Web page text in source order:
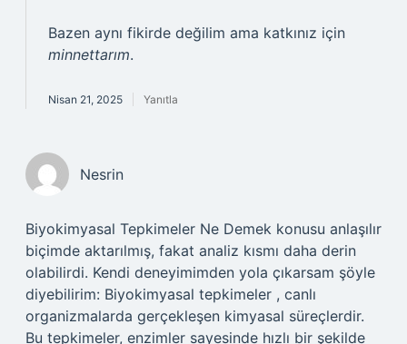
Bazen aynı fikirde değilim ama katkınız için
minnettarım.
Nisan 21, 2025 Yanıtla
Nesrin
Biyokimyasal Tepkimeler Ne Demek konusu anlaşılır
biçimde aktarılmış, fakat analiz kısmı daha derin
olabilirdi. Kendi deneyimimden yola çıkarsam şöyle
diyebilirim: Biyokimyasal tepkimeler , canlı
organizmalarda gerçekleşen kimyasal süreçlerdir.
Bu tepkimeler, enzimler sayesinde hızlı bir şekilde